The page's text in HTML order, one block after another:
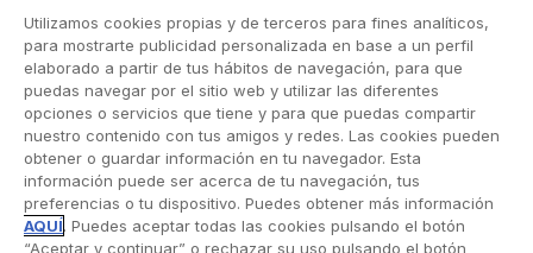
Viaje
Hogar
Vida
Decesos
Dental
Utilizamos cookies propias y de terceros para fines analíticos,
para mostrarte publicidad personalizada en base a un perfil
elaborado a partir de tus hábitos de navegación, para que
puedas navegar por el sitio web y utilizar las diferentes
opciones o servicios que tiene y para que puedas compartir
nuestro contenido con tus amigos y redes. Las cookies pueden
obtener o guardar información en tu navegador. Esta
información puede ser acerca de tu navegación, tus
preferencias o tu dispositivo. Puedes obtener más información
AQUÍ. Puedes aceptar todas las cookies pulsando el botón
“Aceptar y continuar” o rechazar su uso pulsando el botón